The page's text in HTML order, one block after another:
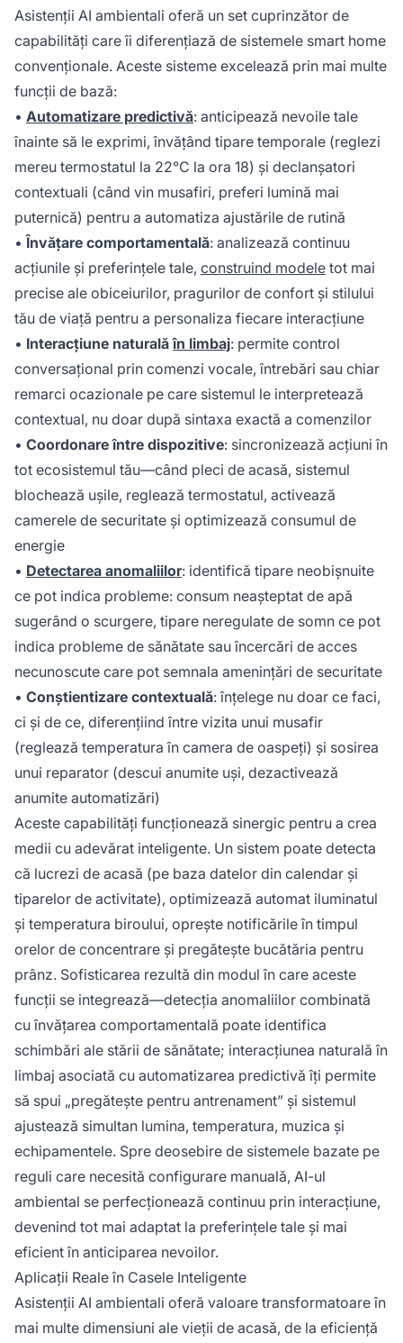
Asistenții AI ambientali oferă un set cuprinzător de
capabilități care îi diferențiază de sistemele smart home
convenționale. Aceste sisteme excelează prin mai multe
funcții de bază:
• Automatizare predictivă: anticipează nevoile tale
înainte să le exprimi, învățând tipare temporale (reglezi
mereu termostatul la 22°C la ora 18) și declanșatori
contextuali (când vin musafiri, preferi lumină mai
puternică) pentru a automatiza ajustările de rutină
•Învățare comportamentală: analizează continuu
acțiunile și preferințele tale, construind modele tot mai
precise ale obiceiurilor, pragurilor de confort și stilului
tău de viață pentru a personaliza fiecare interacțiune
• Interacțiune naturalăîn limbaj: permite control
conversațional prin comenzi vocale, întrebări sau chiar
remarci ocazionale pe care sistemul le interpretează
contextual, nu doar după sintaxa exactă a comenzilor
• Coordonare între dispozitive: sincronizează acțiuni în
tot ecosistemul tău—când pleci de acasă, sistemul
blochează ușile, reglează termostatul, activează
camerele de securitate și optimizează consumul de
energie
• Detectarea anomaliilor: identifică tipare neobișnuite
ce pot indica probleme: consum neașteptat de apă
sugerând o scurgere, tipare neregulate de somn ce pot
indica probleme de sănătate sau încercări de acces
necunoscute care pot semnala amenințări de securitate
• Conștientizare contextuală: înțelege nu doar ce faci,
ci și de ce, diferențiind între vizita unui musafir
(reglează temperatura în camera de oaspeți) și sosirea
unui reparator (descui anumite uși, dezactivează
anumite automatizări)
Aceste capabilități funcționează sinergic pentru a crea
medii cu adevărat inteligente. Un sistem poate detecta
că lucrezi de acasă (pe baza datelor din calendar și
tiparelor de activitate), optimizează automat iluminatul
și temperatura biroului, oprește notificările în timpul
orelor de concentrare și pregătește bucătăria pentru
prânz. Sofisticarea rezultă din modul în care aceste
funcții se integrează—detecția anomaliilor combinată
cu învățarea comportamentală poate identifica
schimbări ale stării de sănătate; interacțiunea naturală în
limbaj asociată cu automatizarea predictivă îți permite
să spui „pregătește pentru antrenament” și sistemul
ajustează simultan lumina, temperatura, muzica și
echipamentele. Spre deosebire de sistemele bazate pe
reguli care necesită configurare manuală, AI-ul
ambiental se perfecționează continuu prin interacțiune,
devenind tot mai adaptat la preferințele tale și mai
eficient în anticiparea nevoilor.
Aplicații Reale în Casele Inteligente
Asistenții AI ambientali oferă valoare transformatoare în
mai multe dimensiuni ale vieții de acasă, de la eficiență